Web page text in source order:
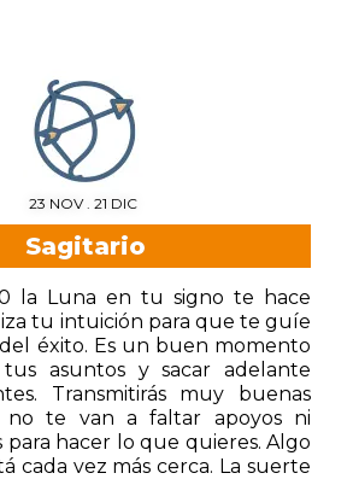
23 NOV . 21 DIC
Sagitario
la Luna en tu signo te hace
tu intuición para que te guíe
éxito. Es un buen momento
asuntos y sacar adelante
Transmitirás muy buenas
no te van a faltar apoyos ni
hacer lo que quieres. Algo
cada vez más cerca. La suerte